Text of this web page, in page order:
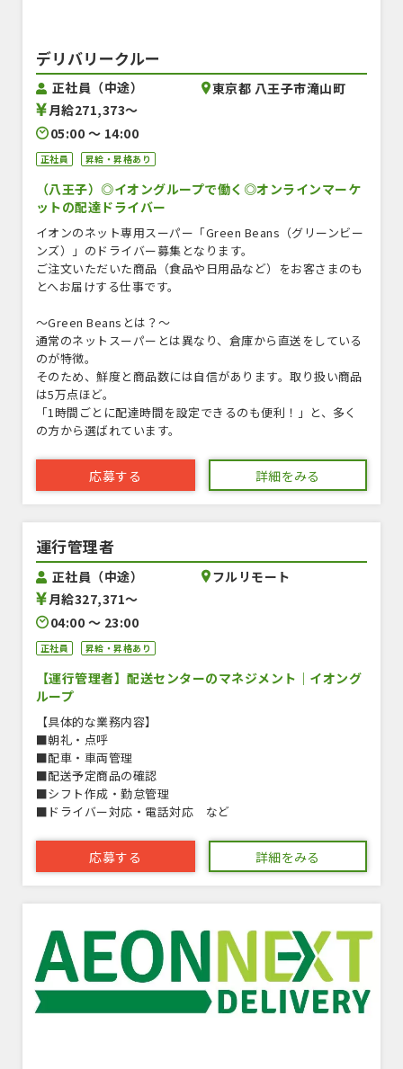
デリバリークルー
正社員（中途）
月給271,373〜
05:00 〜 14:00
東京都 八王子市滝山町
正社員 昇給・昇格あり
（八王子）◎イオングループで働く◎オンラインマーケ
ットの配達ドライバー
イオンのネット専用スーパー「Green Beans（グリーンビー
ンズ）」のドライバー募集となります。
ご注文いただいた商品（食品や日用品など）をお客さまのも
とへお届けする仕事です。
～Green Beansとは？～
通常のネットスーパーとは異なり、倉庫から直送をしている
のが特徴。
そのため、鮮度と商品数には自信があります。取り扱い商品
は5万点ほど。
「1時間ごとに配達時間を設定できるのも便利！」と、多く
の方から選ばれています。
応募する 詳細をみる
運行管理者
正社員（中途）
月給327,371〜
04:00 〜 23:00
フルリモート
正社員 昇給・昇格あり
【運行管理者】配送センターのマネジメント｜イオング
ループ
【具体的な業務内容】
■朝礼・点呼
■配車・車両管理
■配送予定商品の確認
■シフト作成・勤怠管理
■ドライバー対応・電話対応 など
応募する 詳細をみる